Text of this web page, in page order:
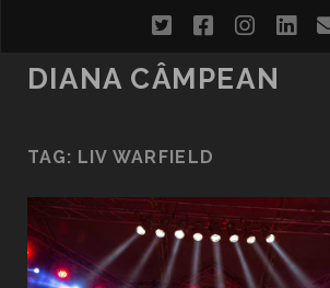
twitterfacebook
DIANA CÂMPEAN
TAG: LIV WARFIELD